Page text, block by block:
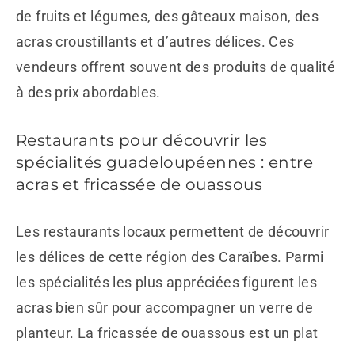
de fruits et légumes, des gâteaux maison, des
acras croustillants et d’autres délices. Ces
vendeurs offrent souvent des produits de qualité
à des prix abordables.
Restaurants pour découvrir les
spécialités guadeloupéennes : entre
acras et fricassée de ouassous
Les restaurants locaux permettent de découvrir
les délices de cette région des Caraïbes. Parmi
les spécialités les plus appréciées figurent les
acras bien sûr pour accompagner un verre de
planteur. La fricassée de ouassous est un plat